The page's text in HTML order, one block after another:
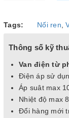
Tags: Nối ren ,
Thông số kỹ
Van điện từ
Điện áp sử
Áp suât max
Nhiệt độ max
Đổi hàng mới